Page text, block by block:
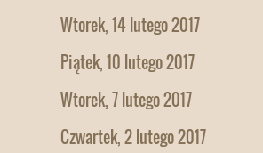
Wtorek, 14 lutego 2017
Piątek, 10 lutego 2017
Wtorek, 7 lutego 2017
Czwartek, 2 lutego 2017